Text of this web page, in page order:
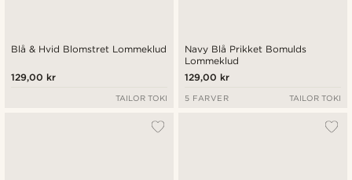
Blå & Hvid Blomstret Lommeklud
129,00 kr
TAILOR TOKI
Navy Blå Prikket Bomulds
Lommeklud
129,00 kr
5 FARVER TAILOR TOKI